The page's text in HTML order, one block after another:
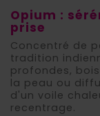
Opium :
prise
Concentré de
tradition
profondes,
la peau ou
d'un voile
recentrage.